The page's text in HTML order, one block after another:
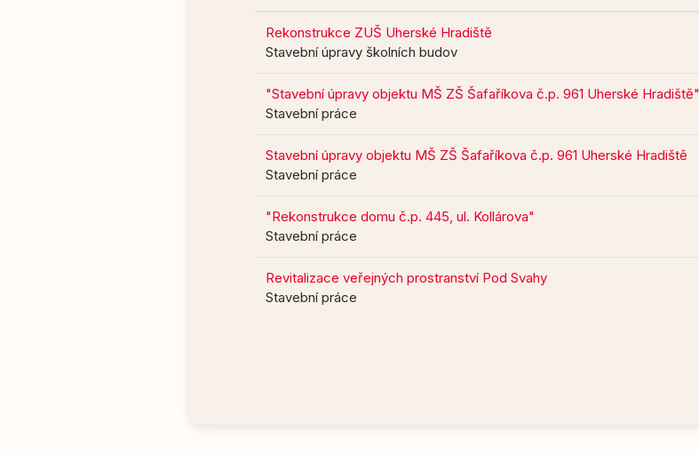
Rekonstrukce ZUŠ Uherské Hradiště
Stavební úpravy školních budov
"Stavební úpravy objektu MŠ ZŠ Šafaříkova č.p. 961 Uherské Hradiště"
Stavební práce
Stavební úpravy objektu MŠ ZŠ Šafaříkova č.p. 961 Uherské Hradiště
Stavební práce
"Rekonstrukce domu č.p. 445, ul. Kollárova"
Stavební práce
Revitalizace veřejných prostranství Pod Svahy
Stavební práce